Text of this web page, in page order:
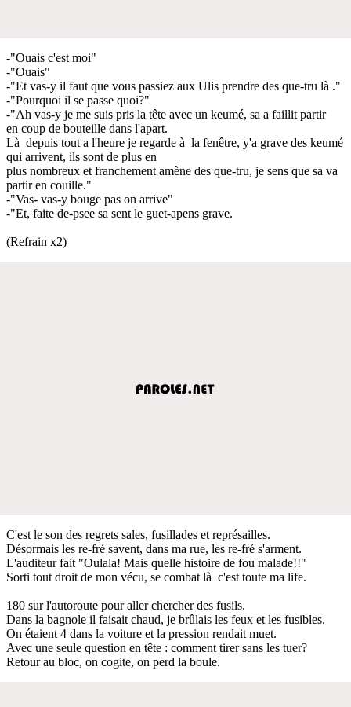
-"Ouais c'est moi"
-"Ouais"
-"Et vas-y il faut que vous passiez aux Ulis prendre des que-tru là ."
-"Pourquoi il se passe quoi?"
-"Ah vas-y je me suis pris la tête avec un keumé, sa a faillit partir
en coup de bouteille dans l'apart.
Là depuis tout a l'heure je regarde à la fenêtre, y'a grave des keumé
qui arrivent, ils sont de plus en
plus nombreux et franchement amène des que-tru, je sens que sa va
partir en couille."
-"Vas- vas-y bouge pas on arrive"
-"Et, faite de-psee sa sent le guet-apens grave.
(Refrain x2)
C'est le son des regrets sales, fusillades et représailles.
Désormais les re-fré savent, dans ma rue, les re-fré s'arment.
L'auditeur fait "Oulala! Mais quelle histoire de fou malade!!"
Sorti tout droit de mon vécu, se combat là c'est toute ma life.
180 sur l'autoroute pour aller chercher des fusils.
Dans la bagnole il faisait chaud, je brûlais les feux et les fusibles.
On étaient 4 dans la voiture et la pression rendait muet.
Avec une seule question en tête : comment tirer sans les tuer?
Retour au bloc, on cogite, on perd la boule.